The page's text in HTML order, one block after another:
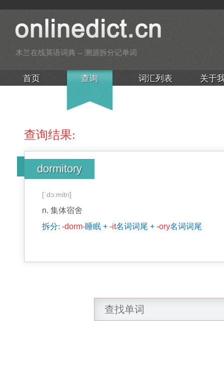
木兰在线英语词典 -- 溯源拆分记单词
首页 查询 词汇列表 关于
查询结果:
dormitory
[ˈdɔ:mitri]
n. 集体宿舍
拆分: -dorm-睡眠 + -it名词词尾 + -ory名词词尾